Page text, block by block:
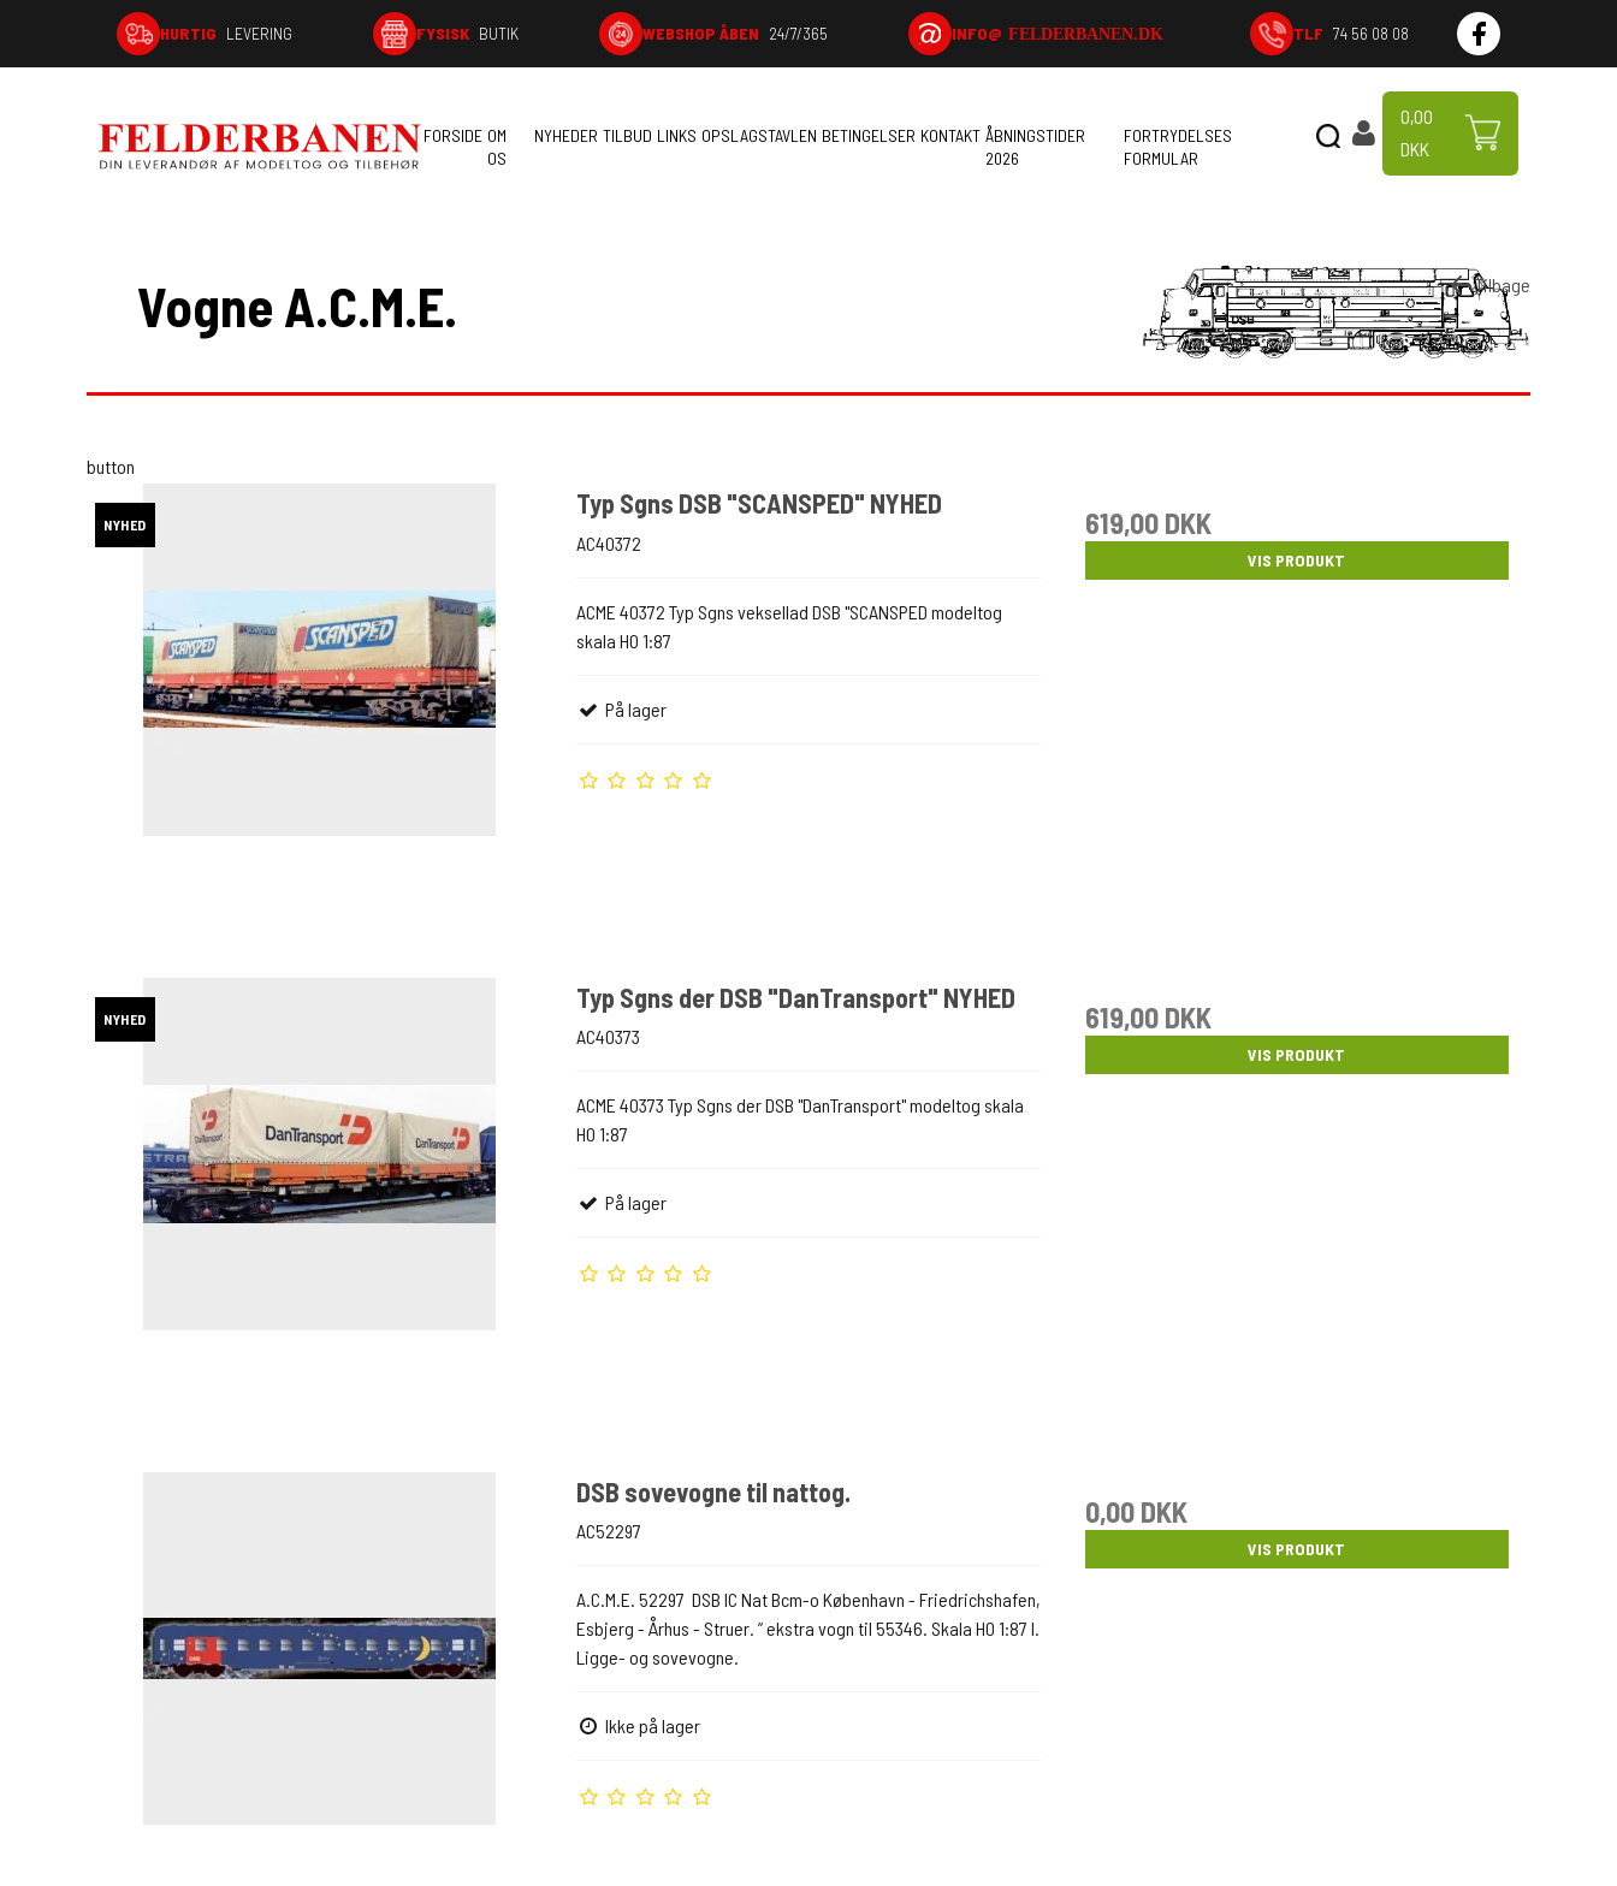
HURTIG LEVERING FYSISK BUTIK WEBSHOP ÅBEN 24/7/365 INFO@ FELDERBANEN.DK TLF 74 56 08 08
FORSIDE OM
OS
NYHEDER TILBUD LINKS OPSLAGSTAVLEN BETINGELSER KONTAKT ÅBNINGSTIDER
2026
FORTRYDELSES
FORMULAR
0,00
DKK
Tilbage
Vogne A.C.M.E.
button
NYHED
Typ Sgns DSB "SCANSPED" NYHED
AC40372
ACME 40372 Typ Sgns veksellad DSB "SCANSPED modeltog
skala H0 1:87
På lager
619,00 DKK
VIS PRODUKT
NYHED
Typ Sgns der DSB "DanTransport" NYHED
AC40373
ACME 40373 Typ Sgns der DSB "DanTransport" modeltog skala
H0 1:87
På lager
619,00 DKK
VIS PRODUKT
DSB sovevogne til nattog.
AC52297
A.C.M.E. 52297 DSB IC Nat Bcm-o København - Friedrichshafen,
Esbjerg - Århus - Struer. ” ekstra vogn til 55346. Skala H0 1:87 l.
Ligge- og sovevogne.
Ikke på lager
0,00 DKK
VIS PRODUKT